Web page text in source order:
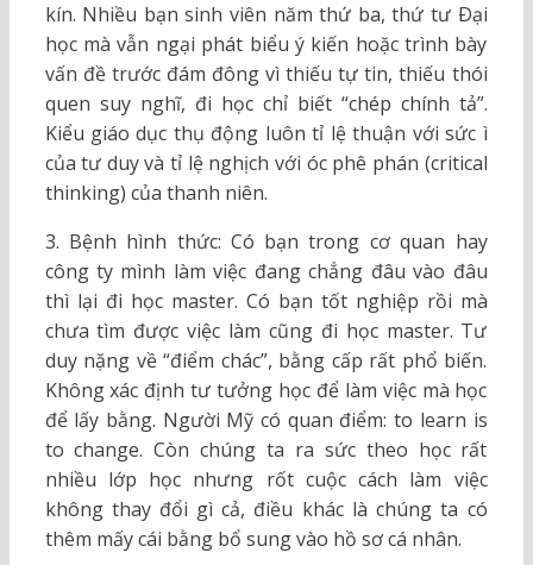
kín. Nhiều bạn sinh viên năm thứ ba, thứ tư Ðại
học mà vẫn ngại phát biểu ý kiến hoặc trình bày
vấn đề trước đám đông vì thiếu tự tin, thiếu thói
quen suy nghĩ, đi học chỉ biết “chép chính tả”.
Kiểu giáo dục thụ động luôn tỉ lệ thuận với sức ì
của tư duy và tỉ lệ nghịch với óc phê phán (critical
thinking) của thanh niên.
3. Bệnh hình thức: Có bạn trong cơ quan hay
công ty mình làm việc đang chẳng đâu vào đâu
thì lại đi học master. Có bạn tốt nghiệp rồi mà
chưa tìm được việc làm cũng đi học master. Tư
duy nặng về “điểm chác”, bằng cấp rất phổ biến.
Không xác định tư tưởng học để làm việc mà học
để lấy bằng. Người Mỹ có quan điểm: to learn is
to change. Còn chúng ta ra sức theo học rất
nhiều lớp học nhưng rốt cuộc cách làm việc
không thay đổi gì cả, điều khác là chúng ta có
thêm mấy cái bằng bổ sung vào hồ sơ cá nhân.